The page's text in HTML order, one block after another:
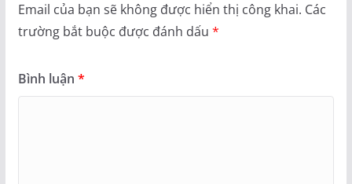
Email của bạn sẽ không được hiển thị công khai. Các
trường bắt buộc được đánh dấu *
Bình luận *